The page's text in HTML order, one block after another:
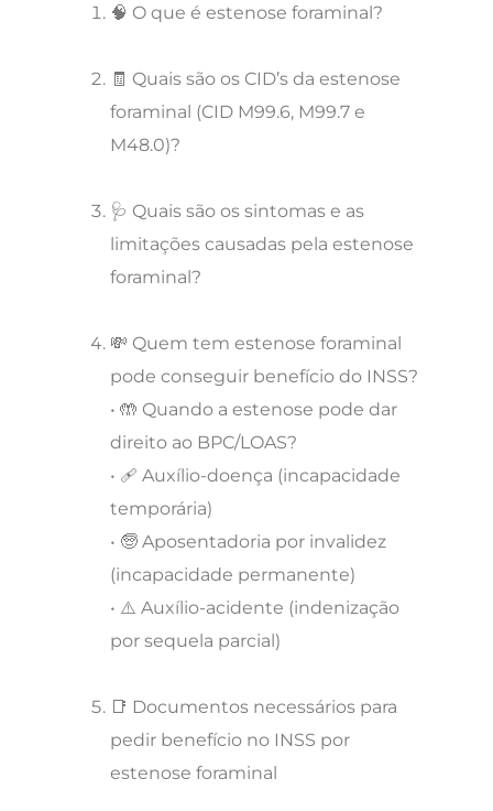
🧠 O que é estenose foraminal?
🧾 Quais são os CID’s da estenose
foraminal (CID M99.6, M99.7 e
M48.0)?
🩺 Quais são os sintomas e as
limitações causadas pela estenose
foraminal?
💸 Quem tem estenose foraminal
pode conseguir benefício do INSS?
• 🤲 Quando a estenose pode dar
direito ao BPC/LOAS?
• 🩹 Auxílio-doença (incapacidade
temporária)
• 🧓 Aposentadoria por invalidez
(incapacidade permanente)
• ⚠️ Auxílio-acidente (indenização
por sequela parcial)
📑 Documentos necessários para
pedir benefício no INSS por
estenose foraminal